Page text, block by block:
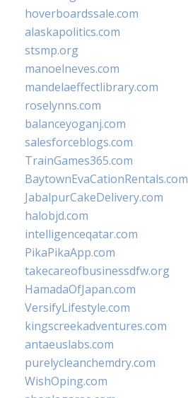
hoverboardssale.com
alaskapolitics.com
stsmp.org
manoelneves.com
mandelaeffectlibrary.com
roselynns.com
balanceyoganj.com
salesforceblogs.com
TrainGames365.com
BaytownEvaCationRentals.com
JabalpurCakeDelivery.com
halobjd.com
intelligenceqatar.com
PikaPikaApp.com
takecareofbusinessdfw.org
HamadaOfJapan.com
VersifyLifestyle.com
kingscreekadventures.com
antaeuslabs.com
purelycleanchemdry.com
WishOping.com